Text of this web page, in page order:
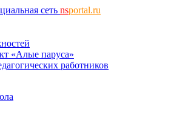
сеть nsportal.ru
«Алые паруса»
работников